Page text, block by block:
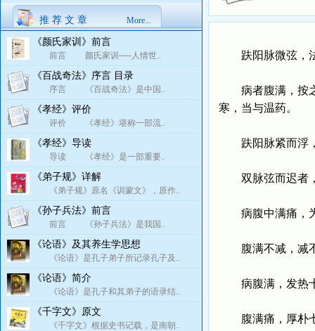
推 荐 文 章 More...
《颜氏家训》前言
前言 颜氏家训──人情世..
《百战奇法》序言 目录
序言 《百战奇法》是中国..
《孝经》评价
评价 《孝经》堪称一部流..
《孝经》导读
导读 《孝经》是一部重要..
《弟子规》详解
《弟子规》原名《训蒙文》，原作..
《孙子兵法》前言
前言 《孙子兵法》是我国..
《论语》及其养生学思想
《论语》是孔子弟子所记录孔子及..
《论语》简介
《论语》是孔子和其弟子的语录结..
《千字文》原文
《千字文》根据史书记载，是南朝..
趺阳脉微弦，法
病者腹满，按之
寒，当与温药。
趺阳脉紧而浮，
双脉弦而迟者，
病腹中满痛，
腹满不减，减
病腹满，发热十
腹满痛，厚朴